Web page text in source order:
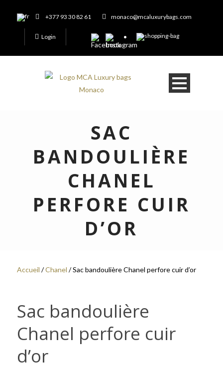
+377 93 30 82 61 monaco@mcaluxurybags.com
Login
SAC
BANDOULIÈRE
CHANEL
PERFORE CUIR
D’OR
Accueil /Chanel / Sac bandoulière Chanel perfore cuir d’or
Sac bandoulière
Chanel perfore cuir
d’or